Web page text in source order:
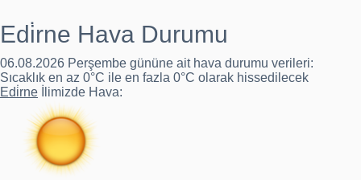
Burdur'da hırsız operasyonu
Edi̇rne Hava Durumu
06.08.2026 Perşembe gününe ait hava durumu verileri:
Sıcaklık en az 0°C ile en fazla 0°C olarak hissedilecek
Edi̇rne İlimizde Hava: